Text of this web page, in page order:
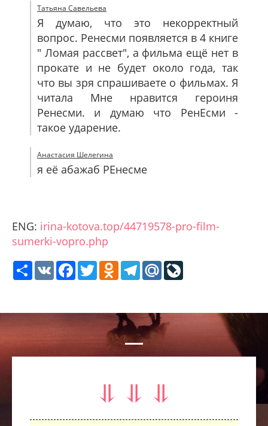
Татьяна Савельева
Я думаю, что это некорректный
вопрос. Ренесми появляется в 4 книге
" Ломая рассвет", а фильма ещё нет в
прокате и не будет около года, так
что вы зря спрашиваете о фильмах. Я
читала Мне нравится героиня
Ренесми. и думаю что РенЕсми -
такое ударение.
Анастасия Шелегина
я её абажаб РЕнесме
ENG: irina-kotova.top/44719578-pro-film-
sumerki-vopro.php
ShareVK Facebook
TwitterOdnoklassniki
Telegram
Mail.Ru
⥥ ⥥ ⥥